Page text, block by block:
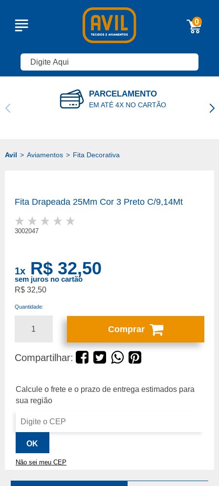
0
PARCELAMENTO
EM ATÉ 4X NO CARTÃO
Aviamentos Fita Decorativa
Fita Drapeada 25Mm Cor 3 Preto C/9,14Mt
3002047
R$ 32,50
1x R$ 32,50
sem juros no cartão
Quantidade:
Comprar
Compartilhar:
Não sei meu CEP